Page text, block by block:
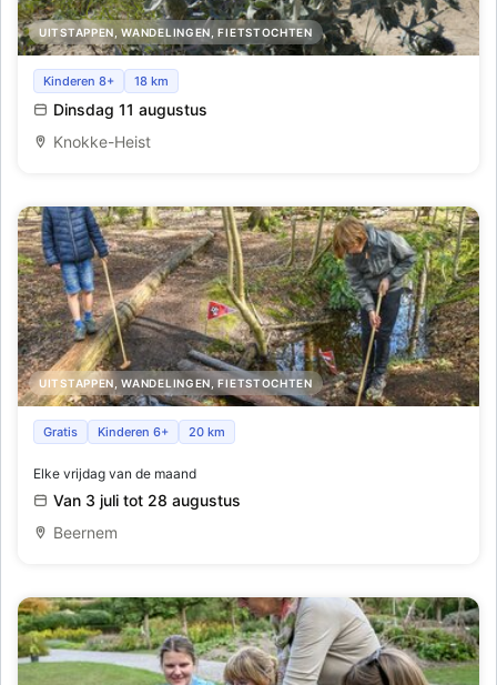
UITSTAPPEN, WANDELINGEN, FIETSTOCHTEN
Geleide avondnatuurwandeling in het Vlaams
strandreservaat 'de Baai van Heist'.
Kinderen 8+ 18 km
Dinsdag 11 augustus
Knokke-Heist
UITSTAPPEN, WANDELINGEN, FIETSTOCHTEN
Bos op stelten
Gratis Kinderen 6+ 20 km
Elke vrijdag van de maand
Van 3 juli tot 28 augustus
Beernem